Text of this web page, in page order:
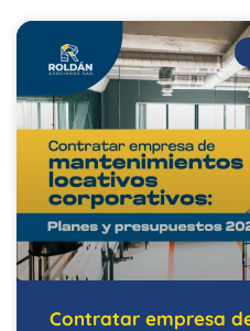
Contratar empresa